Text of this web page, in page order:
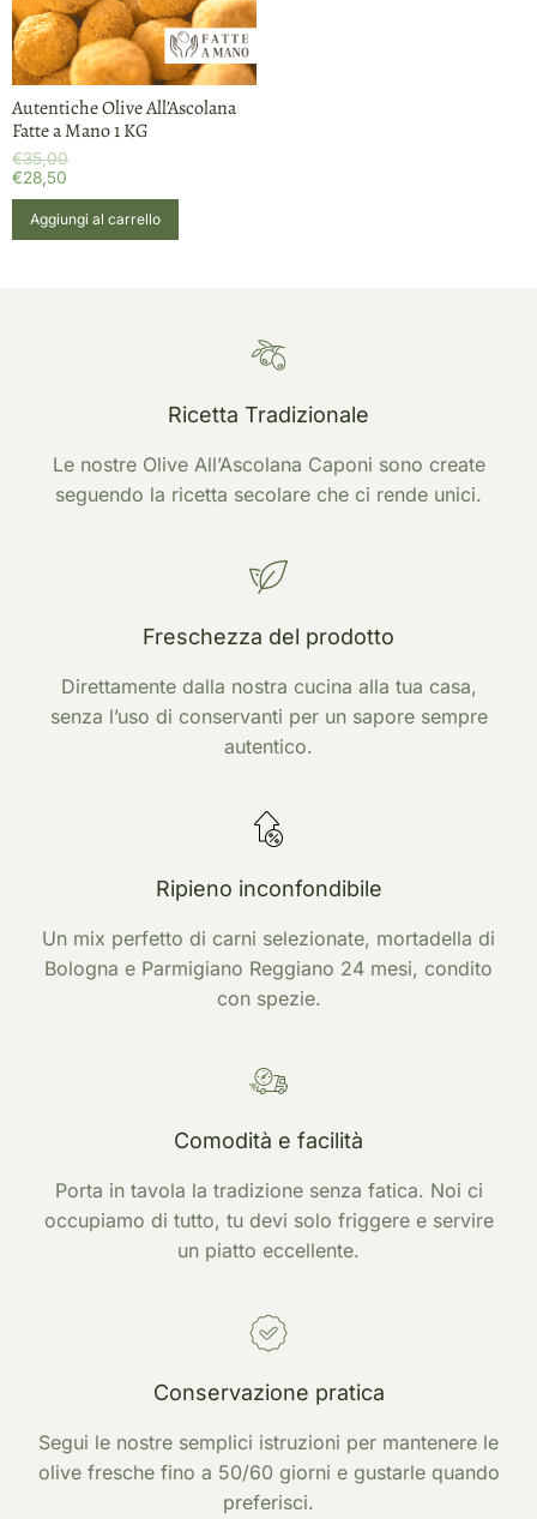
Autentiche Olive All’Ascolana
Fatte a Mano 1 KG
€35,00
€28,50
Aggiungi al carrello
Ricetta Tradizionale
Le nostre Olive All’Ascolana Caponi sono create
seguendo la ricetta secolare che ci rende unici.
Freschezza del prodotto
Direttamente dalla nostra cucina alla tua casa,
senza l’uso di conservanti per un sapore sempre
autentico.
Ripieno inconfondibile
Un mix perfetto di carni selezionate, mortadella di
Bologna e Parmigiano Reggiano 24 mesi, condito
con spezie.
Comodità e facilità
Porta in tavola la tradizione senza fatica. Noi ci
occupiamo di tutto, tu devi solo friggere e servire
un piatto eccellente.
Conservazione pratica
Segui le nostre semplici istruzioni per mantenere le
olive fresche fino a 50/60 giorni e gustarle quando
preferisci.